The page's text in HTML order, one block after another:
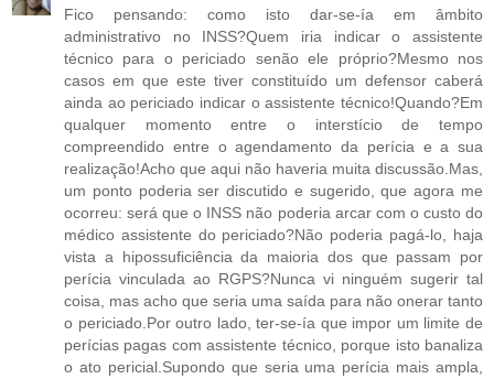
Fico pensando: como isto dar-se-ía em âmbito
administrativo no INSS?Quem iria indicar o assistente
técnico para o periciado senão ele próprio?Mesmo nos
casos em que este tiver constituído um defensor caberá
ainda ao periciado indicar o assistente técnico!Quando?Em
qualquer momento entre o interstício de tempo
compreendido entre o agendamento da perícia e a sua
realização!Acho que aqui não haveria muita discussão.Mas,
um ponto poderia ser discutido e sugerido, que agora me
ocorreu: será que o INSS não poderia arcar com o custo do
médico assistente do periciado?Não poderia pagá-lo, haja
vista a hipossuficiência da maioria dos que passam por
perícia vinculada ao RGPS?Nunca vi ninguém sugerir tal
coisa, mas acho que seria uma saída para não onerar tanto
o periciado.Por outro lado, ter-se-ía que impor um limite de
perícias pagas com assistente técnico, porque isto banaliza
o ato pericial.Supondo que seria uma perícia mais ampla,